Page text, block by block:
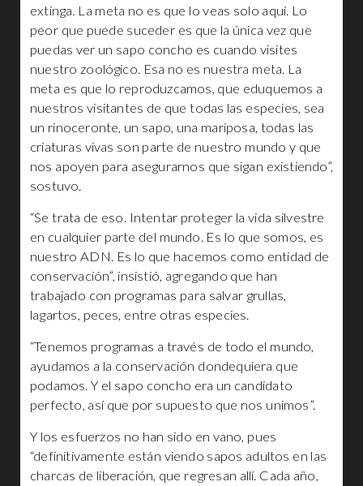
extinga. La meta no es que lo veas solo aquí. Lo
peor que puede suceder es que la única vez que
puedas ver un sapo concho es cuando visites
nuestro zoológico. Esa no es nuestra meta. La
meta es que lo reproduzcamos, que eduquemos a
nuestros visitantes de que todas las especies, sea
un rinoceronte, un sapo, una mariposa, todas las
criaturas vivas son parte de nuestro mundo y que
nos apoyen para asegurarnos que sigan existiendo”,
sostuvo.
“Se trata de eso. Intentar proteger la vida silvestre
en cualquier parte del mundo. Es lo que somos, es
nuestro ADN. Es lo que hacemos como entidad de
conservación”, insistió, agregando que han
trabajado con programas para salvar grullas,
lagartos, peces, entre otras especies.
“Tenemos programas a través de todo el mundo,
ayudamos a la conservación dondequiera que
podamos. Y el sapo concho era un candidato
perfecto, así que por supuesto que nos unimos”.
Y los esfuerzos no han sido en vano, pues
“definitivamente están viendo sapos adultos en las
charcas de liberación, que regresan allí. Cada año,